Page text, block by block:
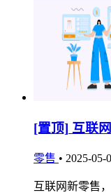
[置顶] 互联
零售 • 2025-05-
互联网新零售